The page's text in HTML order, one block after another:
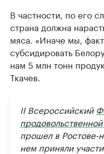
В частности, по его
страна должна
мяса. «Иначе мы,
субсидировать
нам 5 млн тонн
Ткачев.
II Всероссийский
прошел в Ростове-
нем приняли